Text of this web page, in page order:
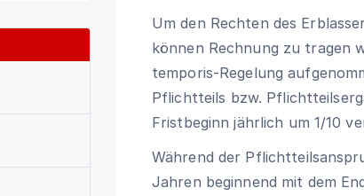
Um den Rechten des
können Rechnung zu tragen
temporis-Regelung
Pflichtteils bzw.
Fristbeginn jährlich um 1/10
Während der
Jahren beginnend mit dem